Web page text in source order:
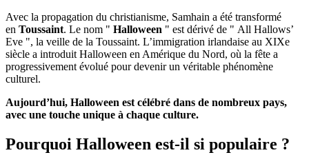
Avec la propagation du christianisme, Samhain a été transformé
en Toussaint. Le nom " Halloween " est dérivé de " All Hallows’
Eve ", la veille de la Toussaint. L’immigration irlandaise au XIXe
siècle a introduit Halloween en Amérique du Nord, où la fête a
progressivement évolué pour devenir un véritable phénomène
culturel.
Aujourd’hui, Halloween est célébré dans de nombreux pays,
avec une touche unique à chaque culture.
Pourquoi Halloween est-il si populaire ?